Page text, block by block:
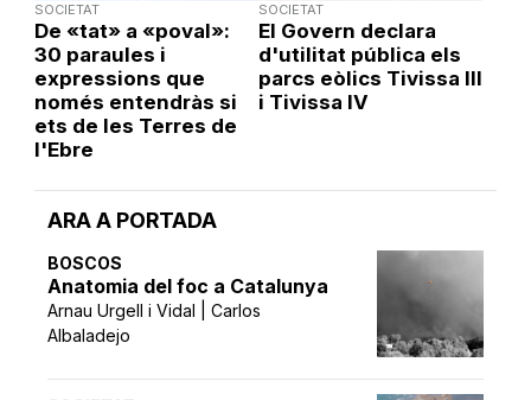
ARA A PORTADA
BOSCOS
Anatomia del foc a Catalunya
Arnau Urgell i Vidal | Carlos
Albaladejo
SOCIETAT
De «tat» a «poval»:
30 paraules i
expressions que
només entendràs si
ets de les Terres de
l'Ebre
SOCIETAT
El Govern declara
d'utilitat pública els
parcs eòlics Tivissa III
i Tivissa IV